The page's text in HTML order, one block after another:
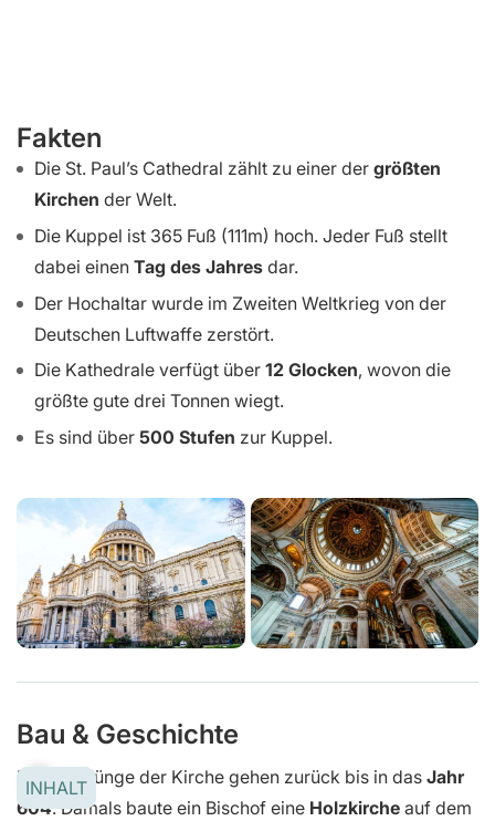
Fakten
Die St. Paul’s Cathedral zählt zu einer der größten
Kirchen der Welt.
Die Kuppel ist 365 Fuß (111m) hoch. Jeder Fuß stellt
dabei einen Tag des Jahres dar.
Der Hochaltar wurde im Zweiten Weltkrieg von der
Deutschen Luftwaffe zerstört.
Die Kathedrale verfügt über 12 Glocken, wovon die
größte gute drei Tonnen wiegt.
Es sind über 500 Stufen zur Kuppel.
Bau & Geschichte
Die Ursprünge der Kirche gehen zurück bis in das Jahr
604. Damals baute ein Bischof eine Holzkirche auf dem
INHALT